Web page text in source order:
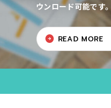
ウンロード可能です
READ MORE